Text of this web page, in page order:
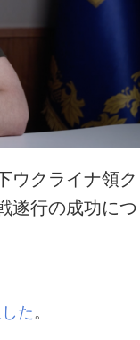
ウクライナ領ク
遂行の成功につ
た 。